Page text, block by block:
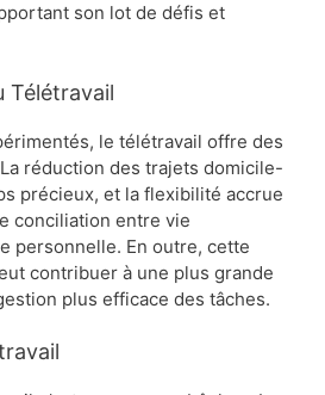
son lot de défis et
Télétravail
le télétravail offre des
réduction des trajets domicile-
précieux, et la flexibilité accrue
conciliation entre vie
personnelle. En outre, cette
contribuer à une plus grande
plus efficace des tâches.